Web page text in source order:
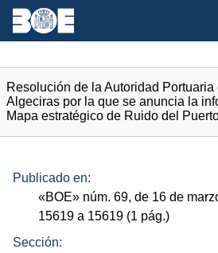
Resolución de la Autoridad
Algeciras por la que se anuncia la
Mapa estratégico de Ruido del
Publicado en:
«BOE» núm. 69, de 16 de
15619 a 15619 (1 pág.)
Sección: